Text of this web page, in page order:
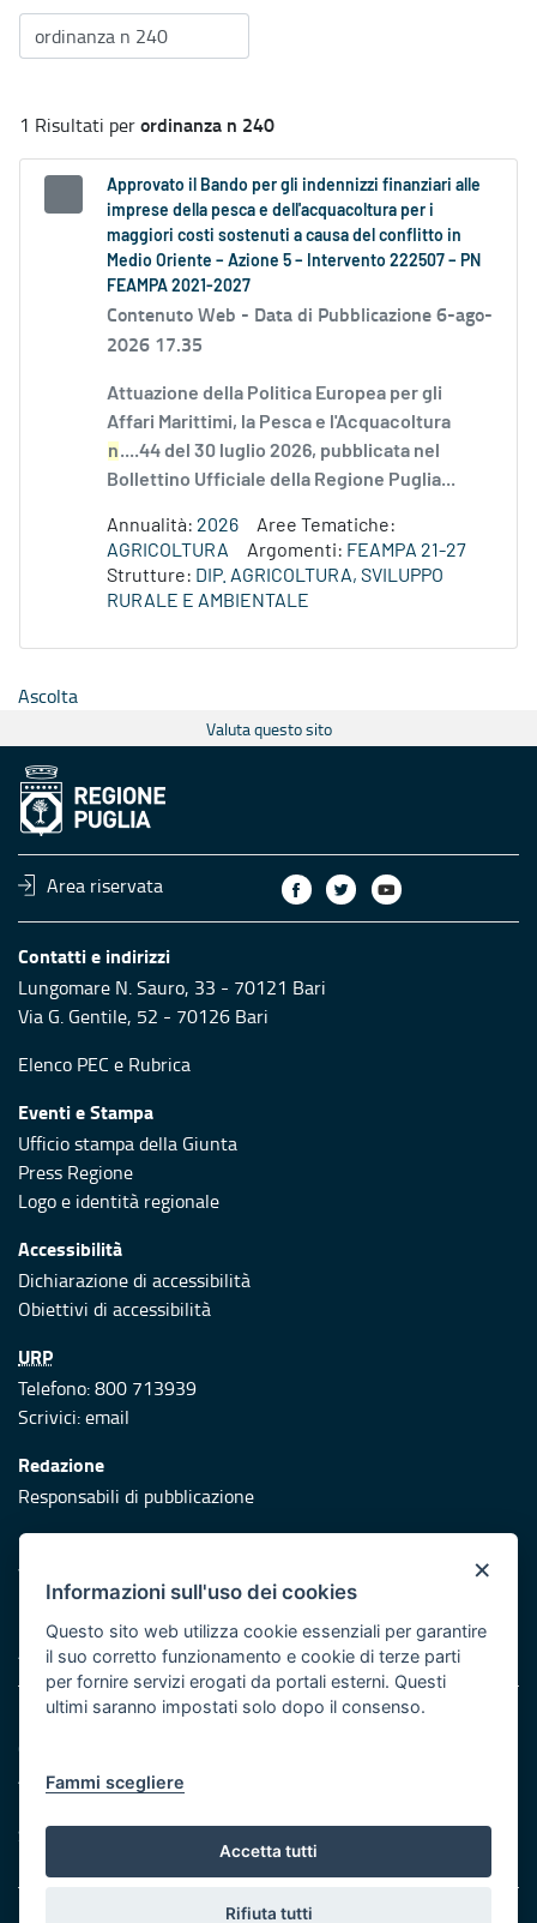
1 Risultati perordinanza n 240
Approvato il Bando per gli indennizzi finanziari alle
imprese della pesca e dell'acquacoltura per i
maggiori costi sostenuti a causa del conflitto in
Medio Oriente – Azione 5 – Intervento 222507 – PN
FEAMPA 2021-2027
Contenuto Web - Data di Pubblicazione 6-ago-
2026 17.35
Attuazione della Politica Europea per gli
Affari Marittimi, la Pesca e l'Acquacoltura
n....44 del 30 luglio 2026, pubblicata nel
Bollettino Ufficiale della Regione Puglia...
Annualità: 2026
Aree Tematiche:
AGRICOLTURA
Argomenti: FEAMPA 21-27
Strutture: DIP. AGRICOLTURA, SVILUPPO
RURALE E AMBIENTALE
Ascolta
Valuta questo sito
Area riservata
Contatti e indirizzi
Lungomare N. Sauro, 33 - 70121 Bari
Via G. Gentile, 52 - 70126 Bari
Elenco PEC e Rubrica
Eventi e Stampa
Ufficio stampa della Giunta
Press Regione
Logo e identità regionale
Accessibilità
Dichiarazione di accessibilità
Obiettivi di accessibilità
URP
Telefono: 800 713939
Scrivici:email
Redazione
Responsabili di pubblicazione
Protezione civile
Vai al sito di Protezione Civile Puglia
Iniziativa finanziata con risorse del POR Puglia 2014/2020 -
Asse XI
Note legali
Cookie e privacy
Atti di notifica
Servizi Intranet
×
Informazioni sull'uso dei cookies
Questo sito web utilizza cookie essenziali per garantire
il suo corretto funzionamento e cookie di terze parti
per fornire servizi erogati da portali esterni. Questi
ultimi saranno impostati solo dopo il consenso.
Fammi scegliere
Accetta tutti
Rifiuta tutti